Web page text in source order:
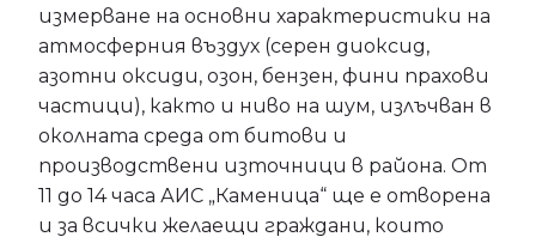
измерване на основни характеристики на
атмосферния въздух (серен диоксид,
азотни оксиди, озон, бензен, фини прахови
частици), както и ниво на шум, излъчван в
околната среда от битови и
производствени източници в района. От
11 до 14 часа АИС „Каменица“ ще е отворена
и за всички желаещи граждани, които